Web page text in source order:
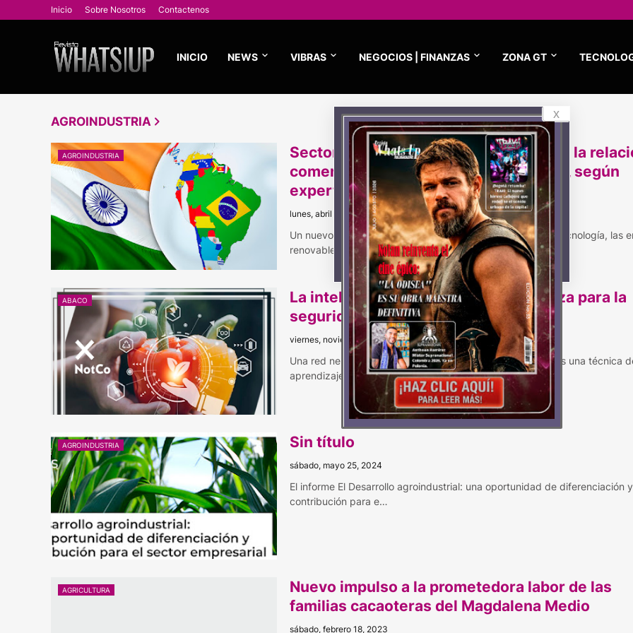
Inicio Sobre Nosotros Contactenos
INICIO NEWS VIBRAS NEGOCIOS | FINANZAS ZONA GT
AGROINDUSTRIA
AGROINDUSTRIA
Sectores con potencial para fortalecer la
comercial entre India y América Latina, según
expertos
lunes, abril 13, 2026
Un nuevo informe del Social Research Center identifica la tecnología, las
renovables, l…
ABACO
La inteligencia artificial, una esperanza para la
seguridad alimentaria en Colombia
viernes, noviembre 08, 2024
Una red neuronal profunda (Deep Neural Network, DNN) es una técnica
aprendizaje automático qu…
AGROINDUSTRIA Sin título
sábado, mayo 25, 2024
El informe El Desarrollo agroindustrial: una oportunidad de diferenciación y
contribución para e…
AGRICULTURA
Nuevo impulso a la prometedora labor de las
familias cacaoteras del Magdalena Medio
sábado, febrero 18, 2023
x